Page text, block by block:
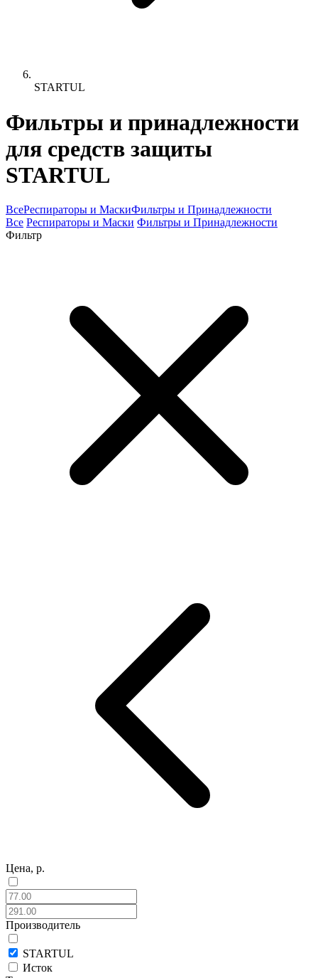
STARTUL
Фильтры и принадлежности
для средств защиты
STARTUL
ВсеРеспираторы и МаскиФильтры и Принадлежности
Все Респираторы и Маски Фильтры и Принадлежности
Фильтр
Цена, р.
Производитель
STARTUL
Исток